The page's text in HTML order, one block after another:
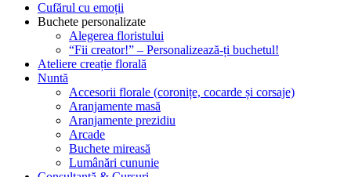
Cufărul cu emoții
Buchete personalizate
Alegerea floristului
“Fii creator!” – Personalizează-ți buchetul!
Ateliere creație florală
Nuntă
Accesorii florale (coronițe, cocarde și corsaje)
Aranjamente masă
Aranjamente prezidiu
Arcade
Buchete mireasă
Lumânări cununie